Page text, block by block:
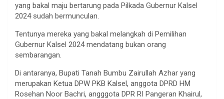
yang bakal maju bertarung pada Pilkada Gubernur Kalsel
2024 sudah bermunculan.
Tentunya mereka yang bakal melangkah di Pemilihan
Gubernur Kalsel 2024 mendatang bukan orang
sembarangan.
Di antaranya, Bupati Tanah Bumbu Zairullah Azhar yang
merupakan Ketua DPW PKB Kalsel, anggota DPRD HM
Rosehan Noor Bachri, angggota DPR RI Pangeran Khairul,